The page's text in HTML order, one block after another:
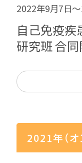
2022年9月7日
自己免疫疾
研究班 合
2021年（オ